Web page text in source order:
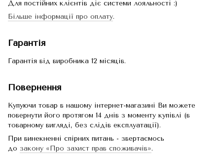
Для постійних клієнтів діє системи лояльності :)
Більше інформації про оплату.
Гарантія
Гарантія від виробника 12 місяців.
Повернення
Купуючи товар в нашому інтернет-магазині Ви можете
повернути його протягом 14 днів з моменту купівлі (в
товарному вигляді, без слідів експлуатації).
При винекненні спірних питань - звертаємось
до закону «Про захист прав споживачів».